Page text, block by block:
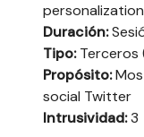
Duración:
Tipo:Terceros
Propósito:
social Twitter
Intrusividad:3